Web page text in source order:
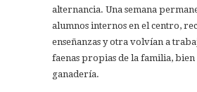
alternancia. Una semana
alumnos internos en el centro,
enseñanzas y otra volvían a
faenas propias de la familia,
ganadería.